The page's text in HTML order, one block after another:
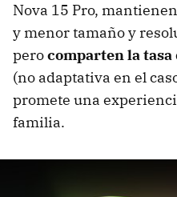
Nova 15 Pro,
y menor tamaño y
perocomparten la tasa
(no adaptativa en el
promete una
familia.